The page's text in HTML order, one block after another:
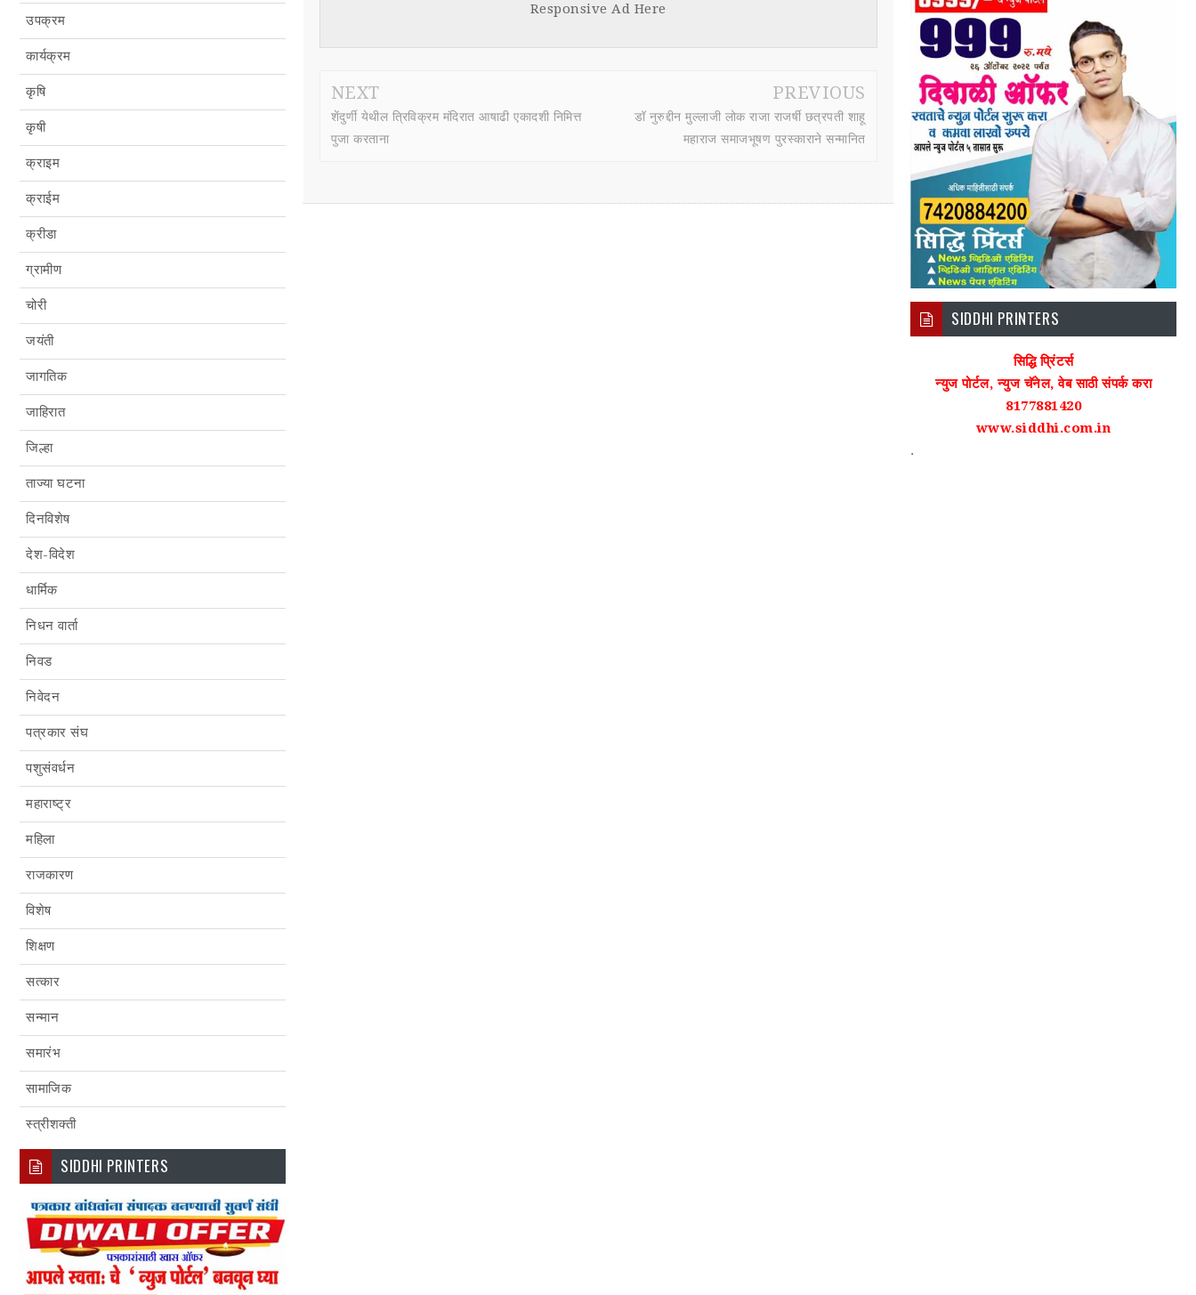
उपक्रम
कार्यक्रम
कृषि
कृषी
क्राइम
क्राईम
क्रीडा
ग्रामीण
चोरी
जयंती
जागतिक
जाहिरात
जिल्हा
ताज्या घटना
दिनविशेष
देश-विदेश
धार्मिक
निधन वार्ता
निवड
निवेदन
पत्रकार संघ
पशुसंवर्धन
महाराष्ट्र
महिला
राजकारण
विशेष
शिक्षण
सत्कार
सन्मान
समारंभ
सामाजिक
स्त्रीशक्ती
SIDDHI PRINTERS
Responsive Ad Here
NEXT
शेंदुर्णी येथील त्रिविक्रम मंदिरात आषाढी एकादशी निमित्त
पुजा करताना
PREVIOUS
डॉ नुरुद्दीन मुल्लाजी लोक राजा राजर्षी छत्रपती शाहू
महाराज समाजभूषण पुरस्काराने सन्मानित
SIDDHI PRINTERS
सिद्धि प्रिंटर्स
न्युज पोर्टल, न्युज चॅनेल, वेब साठी संपर्क करा
8177881420
www.siddhi.com.in
.